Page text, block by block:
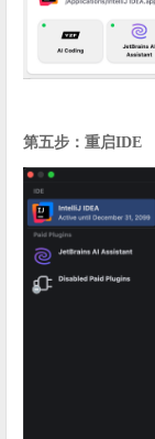
第五步：重启IDE